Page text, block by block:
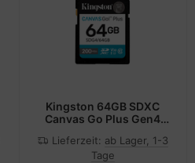
Kingston 64GB SDXC
Canvas Go Plus Gen4
V30 - Secure Digital (SD)
Lieferzeit: ab Lager, 1-3
Tage